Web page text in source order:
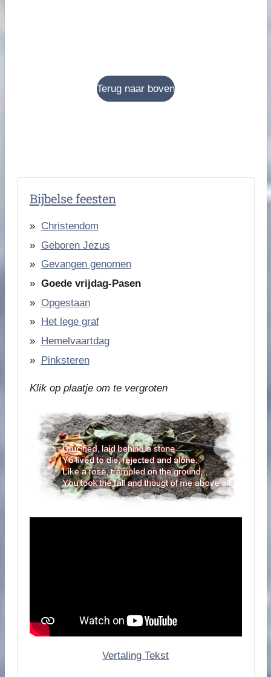
Terug naar boven
Bijbelse feesten
Christendom
Geboren Jezus
Gevangen genomen
Goede vrijdag-Pasen
Opgestaan
Het lege graf
Hemelvaartdag
Pinksteren
Klik op plaatje om te vergroten
Vertaling Tekst